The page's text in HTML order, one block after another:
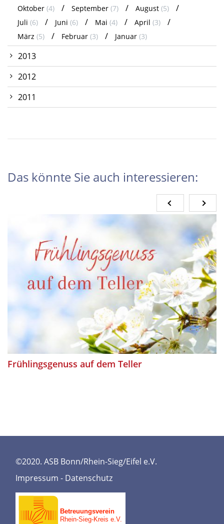
Oktober (4) September (7) August (5)
Juli (6) Juni (6) Mai (4) April (3)
März (5) Februar (3) Januar (3)
2013
2012
2011
Das könnte Sie auch interessieren:
Frühlingsgenuss auf dem Teller
©2020. ASB Bonn/Rhein-Sieg/Eifel e.V.
Impressum - Datenschutz